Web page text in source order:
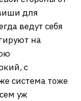
для
ведут себя
на
с
система тоже
уж